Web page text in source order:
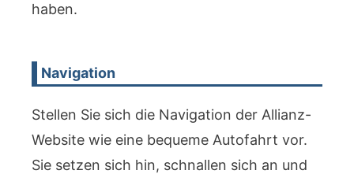
haben.
Navigation
Stellen Sie sich die Navigation der Allianz-
Website wie eine bequeme Autofahrt vor.
Sie setzen sich hin, schnallen sich an und